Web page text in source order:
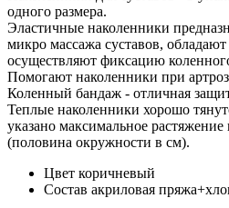
одного размера.
Эластичные наколенники
микро массажа суставов,
осуществляют фиксацию
Помогают наколенники при
Коленный бандаж - отличная
Теплые наколенники хорошо
указано максимальное
(половина окружности в см).
Цвет коричневый
Состав акриловая